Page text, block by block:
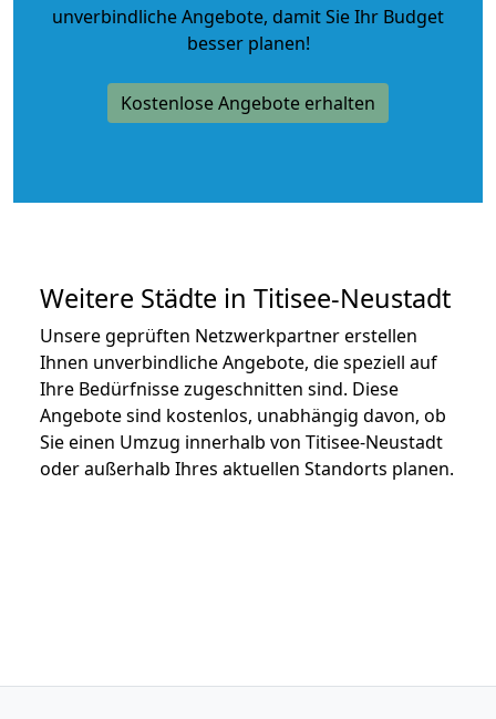
unverbindliche Angebote, damit Sie Ihr Budget
besser planen!
Kostenlose Angebote erhalten
Weitere Städte in Titisee-Neustadt
Unsere geprüften Netzwerkpartner erstellen
Ihnen unverbindliche Angebote, die speziell auf
Ihre Bedürfnisse zugeschnitten sind. Diese
Angebote sind kostenlos, unabhängig davon, ob
Sie einen Umzug innerhalb von Titisee-Neustadt
oder außerhalb Ihres aktuellen Standorts planen.